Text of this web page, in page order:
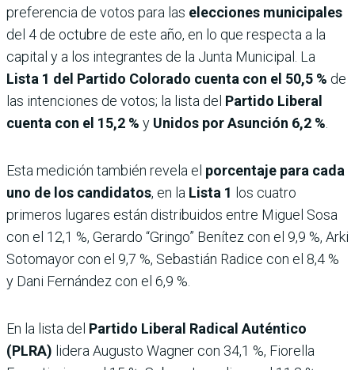
preferencia de votos para las elecciones municipales
del 4 de octubre de este año, en lo que respecta a la
capital y a los integrantes de la Junta Municipal. La
Lista 1 del Partido Colorado cuenta con el 50,5 % de
las intenciones de votos; la lista del Partido Liberal
cuenta con el 15,2 % y Unidos por Asunción 6,2 %.
Esta medición también revela el porcentaje para cada
uno de los candidatos, en la Lista 1 los cuatro
primeros lugares están distribuidos entre Miguel Sosa
con el 12,1 %, Gerardo “Gringo” Benítez con el 9,9 %, Arki
Sotomayor con el 9,7 %, Sebastián Radice con el 8,4 %
y Dani Fernández con el 6,9 %.
En la lista del Partido Liberal Radical Auténtico
(PLRA) lidera Augusto Wagner con 34,1 %, Fiorella